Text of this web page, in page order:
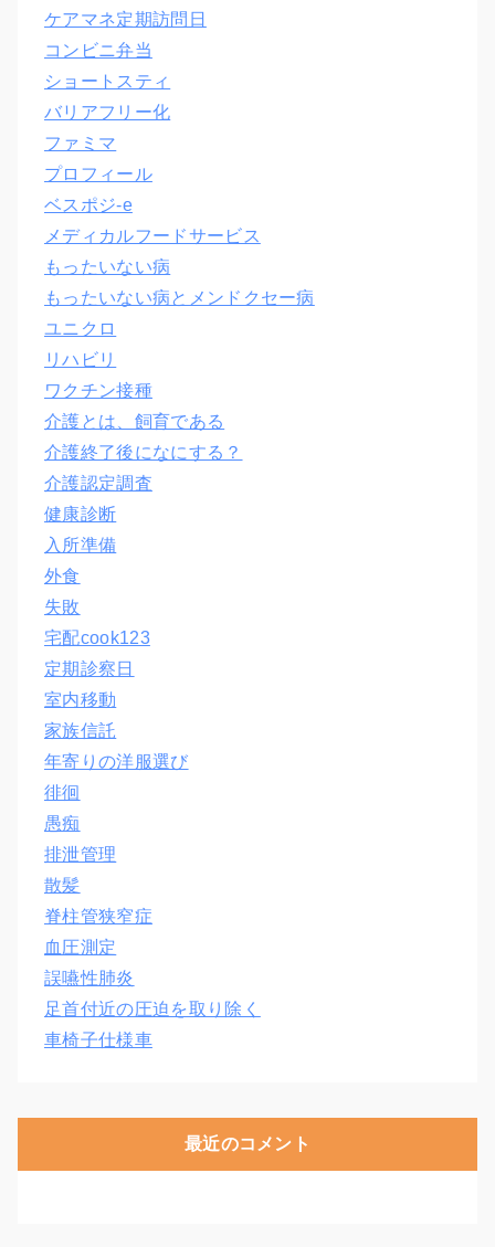
ケアマネ定期訪問日
コンビニ弁当
ショートスティ
バリアフリー化
ファミマ
プロフィール
ベスポジ-e
メディカルフードサービス
もったいない病
もったいない病とメンドクセー病
ユニクロ
リハビリ
ワクチン接種
介護とは、飼育である
介護終了後になにする？
介護認定調査
健康診断
入所準備
外食
失敗
宅配cook123
定期診察日
室内移動
家族信託
年寄りの洋服選び
徘徊
愚痴
排泄管理
散髪
脊柱管狭窄症
血圧測定
誤嚥性肺炎
足首付近の圧迫を取り除く
車椅子仕様車
最近のコメント